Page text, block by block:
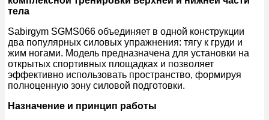
тела
Sabirgym SGMS066 объединяет в одной конструкции
два популярных силовых упражнения: тягу к груди и
жим ногами. Модель предназначена для установки на
открытых спортивных площадках и позволяет
эффективно использовать пространство, формируя
полноценную зону силовой подготовки.
Назначение и принцип работы